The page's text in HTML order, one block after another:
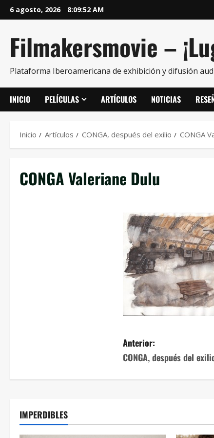
6 agosto, 2026 8:09:52 AM
Filmakersmovie –
Plataforma Iberoamericana de exhibición y difusión
INICIO PELÍCULAS ARTÍCULOS NOTICIAS
Inicio Artículos CONGA, después del exilio CONGA
CONGA Valeriane Dulu
Anterior:
CONGA, después del
IMPERDIBLES